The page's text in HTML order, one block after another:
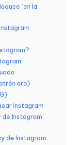
"en la
oro)
Instagram
de Instagram
de Instagram